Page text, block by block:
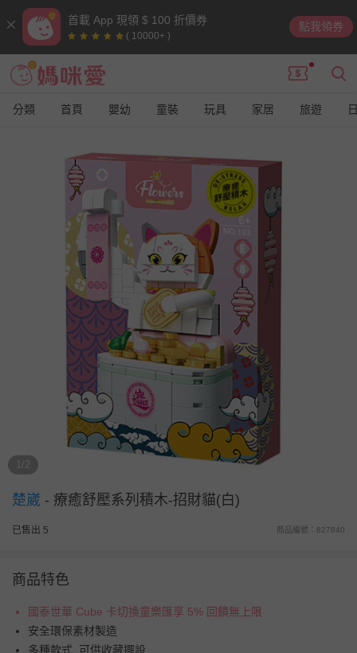
首載 App 現領 $ 100 折價券
( 10000+ )
點我領券
分類 首頁 嬰幼 童裝 玩具 家居 旅遊
1/2
楚崴 - 療癒舒壓系列積木-招財貓(白)
已售出 5 商品編號：827840
商品特色
國泰世華 Cube 卡切換童樂匯享 5% 回饋無上限
安全環保素材製造
多種款式, 可供收藏擺設